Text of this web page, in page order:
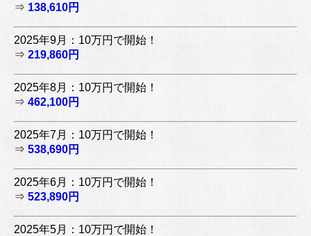
⇒ 138,610円
2025年9月：10万円で開始！
⇒ 219,860円
2025年8月：10万円で開始！
⇒ 462,100円
2025年7月：10万円で開始！
⇒ 538,690円
2025年6月：10万円で開始！
⇒ 523,890円
2025年5月：10万円で開始！